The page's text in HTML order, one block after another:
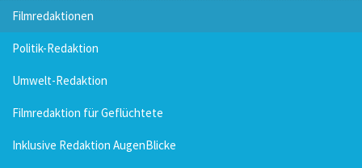
Filmredaktionen
Politik-Redaktion
Umwelt-Redaktion
Filmredaktion für Geflüchtete
Inklusive Redaktion AugenBlicke